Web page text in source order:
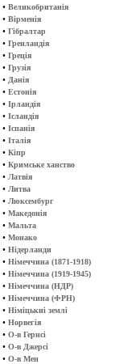
• Великобританія
• Вірменія
• Гібралтар
• Гренландія
• Греція
• Грузія
• Данія
• Естонія
• Ірландія
• Ісландія
• Іспанія
• Італія
• Кіпр
• Кримське ханство
• Латвія
• Литва
• Люксембург
• Македонія
• Мальта
• Монако
• Нідерланди
• Німеччина (1871-1918)
• Німеччина (1919-1945)
• Німеччина (НДР)
• Німеччина (ФРН)
• Німіцькиі землі
• Норвегія
• О-в Гернсі
• О-в Джерсі
• О-в Мен